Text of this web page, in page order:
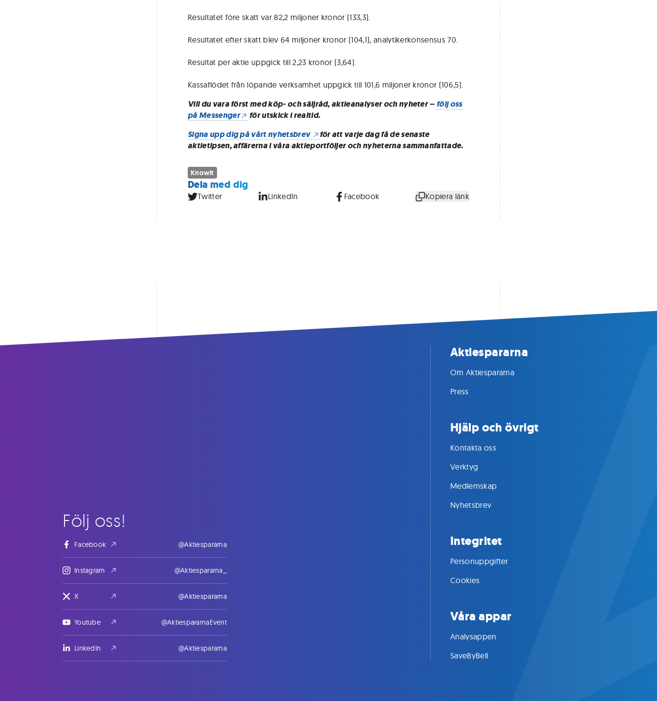
Resultatet före skatt var 82,2 miljoner kronor (133,3).
Resultatet efter skatt blev 64 miljoner kronor (104,1), analytikerkonsensus 70.
Resultat per aktie uppgick till 2,23 kronor (3,64).
Kassaflödet från löpande verksamhet uppgick till 101,6 miljoner kronor (106,5).
Vill du vara först med köp- och säljråd, aktieanalyser och nyheter – följ oss
på Messenger
för utskick i realtid.
Signa upp dig på vårt nyhetsbrev
för att varje dag få de senaste
aktietipsen, affärerna i våra aktieportföljer och nyheterna sammanfattade.
Knowit
Dela med dig
Twitter LinkedIn Facebook Kopiera länk
Följ oss!
Facebook @Aktiespararna
Instagram @Aktiespararna_
X @Aktiespararna
Youtube @AktiespararnaEvent
LinkedIn @Aktiespararna
Aktiespararna
Om Aktiespararna
Press
Hjälp och övrigt
Kontakta oss
Verktyg
Medlemskap
Nyhetsbrev
Integritet
Personuppgifter
Cookies
Våra appar
Analysappen
SaveByBell